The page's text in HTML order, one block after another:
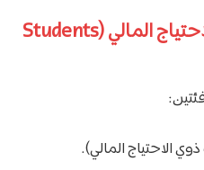
ثانيًا: منح الطلاب ذوي الاحتياج المالي (Students
الاحتياج المالي).